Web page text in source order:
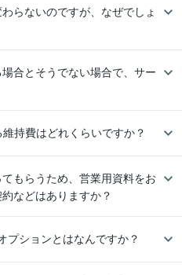
らないのですが、なぜでしょ
合とそうでない場合で、サー
持費はどれくらいですか？
もらうため、営業用資料をお
などはありますか？
プションとはなんですか？